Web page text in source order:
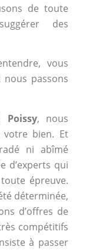
de toute
des
vous
passons
Poissy, nous
votre bien. Et
ni abîmé
d’experts qui
épreuve.
déterminée,
d’offres de
compétitifs
à passer